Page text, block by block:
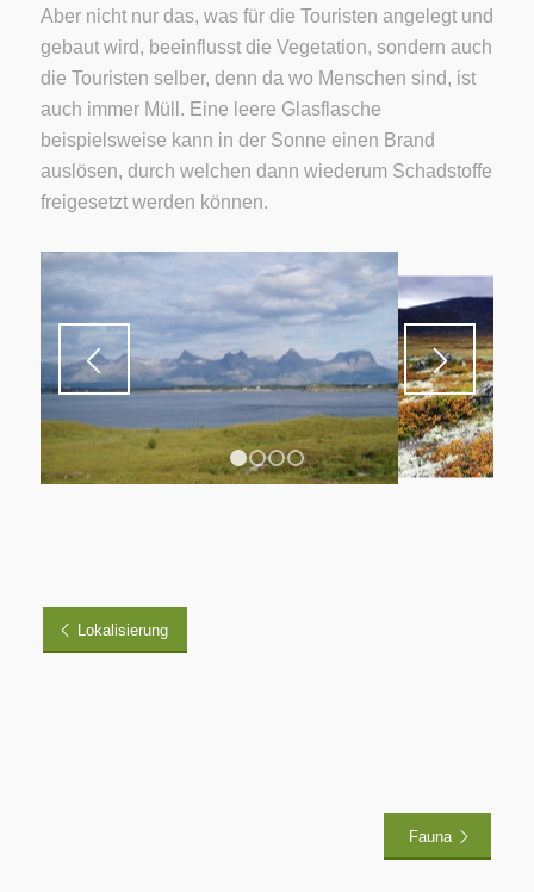
Aber nicht nur das, was für die Touristen angelegt und
gebaut wird, beeinflusst die Vegetation, sondern auch
die Touristen selber, denn da wo Menschen sind, ist
auch immer Müll. Eine leere Glasflasche
beispielsweise kann in der Sonne einen Brand
auslösen, durch welchen dann wiederum Schadstoffe
freigesetzt werden können.
1 2 3 4
Lokalisierung
Fauna